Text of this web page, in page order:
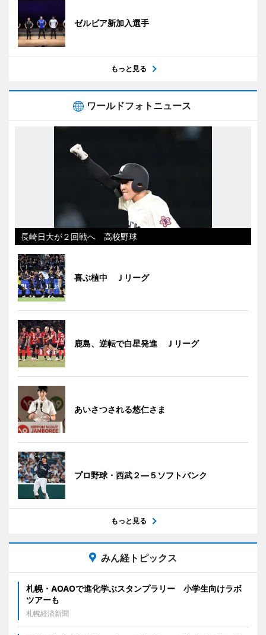
ゼルビア新加入選手
もっと見る
ワールドフォトニュース
長崎日大が２回戦へ 高校野球
喜ぶ植中 Ｊリーグ
鹿島、逆転で白星発進 Ｊリーグ
あいさつされる悠仁さま
プロ野球・西武２―５ソフトバンク
もっと見る
みん経トピックス
札幌・AOAOで進化学ぶスタンプラリー 小学生向けラボ
ツアーも
札幌経済新聞